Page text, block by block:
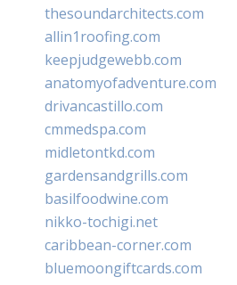
thesoundarchitects.com
allin1roofing.com
keepjudgewebb.com
anatomyofadventure.com
drivancastillo.com
cmmedspa.com
midletontkd.com
gardensandgrills.com
basilfoodwine.com
nikko-tochigi.net
caribbean-corner.com
bluemoongiftcards.com